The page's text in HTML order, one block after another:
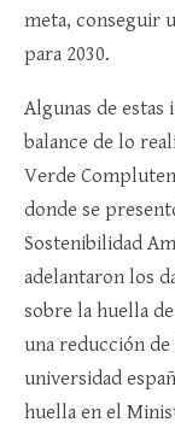
meta, conseguir
para 2030.
Algunas de estas
balance de lo
Verde
donde se
Sostenibilidad
adelantaron los
sobre la huella
una reducción
universidad
huella en el